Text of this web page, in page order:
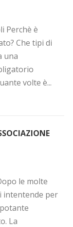
Perchè è
Che tipi di
una
volte è...
le molte
intentende per
La